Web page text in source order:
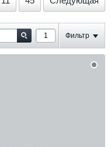
Фильтр